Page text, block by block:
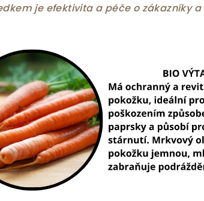
je efektivita a péče o zákazníky